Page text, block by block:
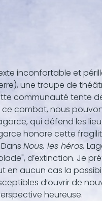
inconfortable et
une troupe de
communauté tente
combat, nous
qui défend les
honore cette
Nous, les héros,
d’extinction. Je
en aucun cas la
d’ouvrir de
heureuse.